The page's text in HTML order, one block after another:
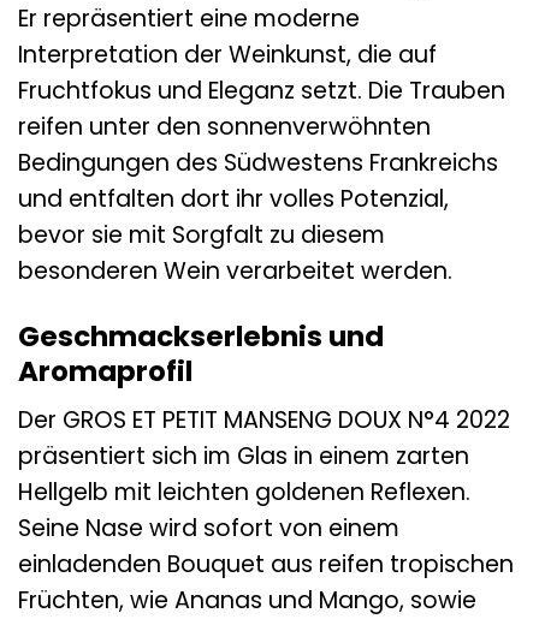
Er repräsentiert eine moderne
Interpretation der Weinkunst, die auf
Fruchtfokus und Eleganz setzt. Die Trauben
reifen unter den sonnenverwöhnten
Bedingungen des Südwestens Frankreichs
und entfalten dort ihr volles Potenzial,
bevor sie mit Sorgfalt zu diesem
besonderen Wein verarbeitet werden.
Geschmackserlebnis und
Aromaprofil
Der GROS ET PETIT MANSENG DOUX N°4 2022
präsentiert sich im Glas in einem zarten
Hellgelb mit leichten goldenen Reflexen.
Seine Nase wird sofort von einem
einladenden Bouquet aus reifen tropischen
Früchten, wie Ananas und Mango, sowie